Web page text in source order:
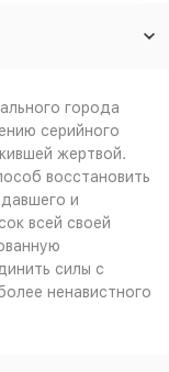
города
серийного
жертвой.
восстановить
и
всей своей
силы с
ненавистного